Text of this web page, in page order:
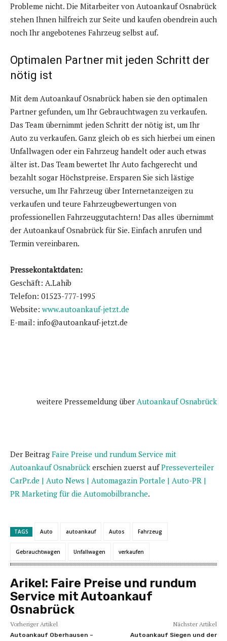
Probleme nicht. Die Mitarbeiter von Autoankauf Osnabrück
stehen Ihnen hilfreich zur Seite und kaufen obendrein auch
noch Ihr angebotenes Fahrzeug selbst auf.
Optimalen Partner mit jeden Schritt der
nötig ist
Mit dem Autoankauf Osnabrück haben sie den optimalen
Partner gefunden, um Ihr Gebrauchtwagen zu verkaufen.
Das Team übernimmt jeden Schritt der nötig ist, um Ihr
Auto zu verkaufen. Ganz gleich ob es sich hierbei um einen
Unfallwagen oder ein Fahrzeug handelt oder auch etwas
älter ist. Das Team bewertet Ihr Auto fachgerecht und
bezahlt sogar Höchstpreise. Ersparen Sie sich lästige
versuche, um Ihr Fahrzeug über Internetanzeigen zu
verkaufen und teure Fahrzeugbewertungen von
professionellen Fahrzeuggutachtern! Das alles übernimmt
der Autoankauf Osnabrück für Sie. Einfach anrufen und
Termin vereinbaren.
Pressekontaktdaten:
Geschäft: A.Lahib
Telefon: 01523-777-1995
Website: www.autoankauf-jetzt.de
E-mail: info@autoankauf-jetzt.de
weitere Pressemeldung über Autoankauf Osnabrück
Der Beitrag Faire Preise und rundum Service mit
Autoankauf Osnabrück erschien zuerst aufPresseverteiler
CarPr.de | Auto News | Automagazin Portale | Auto-PR |
PR Marketing für die Automobilbranche.
TAGS Auto autoankauf Autos Fahrzeug
Gebrauchtwagen Unfallwagen verkaufen
Arikel: Faire Preise und rundum
Service mit Autoankauf
Osnabrück
Vorheriger Artikel
Autoankauf Oberhausen –
Nächster Artikel
Autoankauf Siegen und der